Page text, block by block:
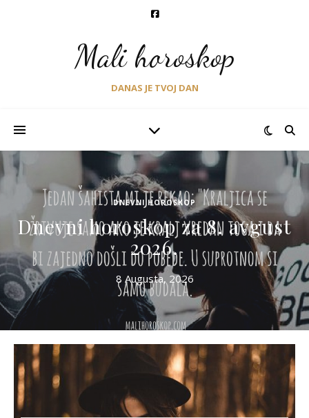
Mali horoskop
DANAS JE TVOJ DAN
DNEVNI HOROSKOP
Dnevni horoskop za 8. avgust
2026.
8 Augusta, 2026